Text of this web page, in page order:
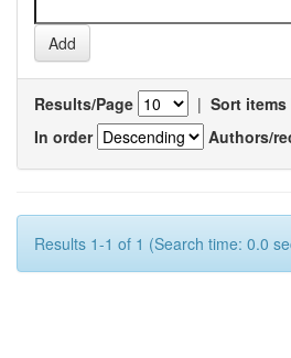
Results/Page | Sort items
In order
Authors/
Results 1-1 of 1 (Search time: 0.0